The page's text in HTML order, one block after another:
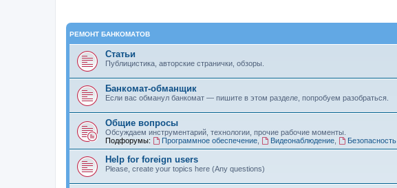
РЕМОНТ БАНКОМАТОВ
Статьи
Публицистика, авторские странички, обзоры.
Банкомат-обманщик
Если вас обманул банкомат — пишите в этом разделе, попробуем разобраться.
Общие вопросы
Обсуждаем инструментарий, технологии, прочие рабочие моменты.
Подфорумы:
Программное обеспечение, Видеонаблюдение, Безопасность
Help for foreign users
Please, create your topics here (Any questions)